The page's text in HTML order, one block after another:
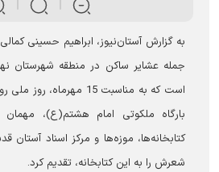
به گزارش آستان‌نیوز، ابراهیم حسینی
جمله عشایر ساکن در منطقه شهرستان
است که به مناسبت 15
بارگاه ملکوتی امام هشتم(ع)، مهمان
کتابخانه‌ها، موزه‌ها و مرکز اسناد
شعرش را به این کتابخانه، تقدیم کرد.